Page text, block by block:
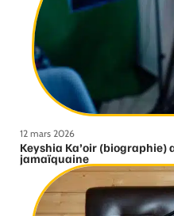
12 mars 2026
Keyshia Ka’oir
jamaïquaine